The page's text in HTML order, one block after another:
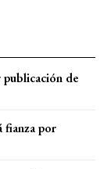
de
fianza por